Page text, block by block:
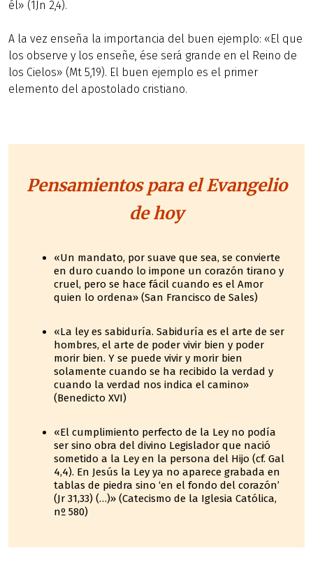
él» (1Jn 2,4).
A la vez enseña la importancia del buen ejemplo: «El que
los observe y los enseñe, ése será grande en el Reino de
los Cielos» (Mt 5,19). El buen ejemplo es el primer
elemento del apostolado cristiano.
Pensamientos para el Evangelio
de hoy
«Un mandato, por suave que sea, se convierte
en duro cuando lo impone un corazón tirano y
cruel, pero se hace fácil cuando es el Amor
quien lo ordena» (San Francisco de Sales)
«La ley es sabiduría. Sabiduría es el arte de ser
hombres, el arte de poder vivir bien y poder
morir bien. Y se puede vivir y morir bien
solamente cuando se ha recibido la verdad y
cuando la verdad nos indica el camino»
(Benedicto XVI)
«El cumplimiento perfecto de la Ley no podía
ser sino obra del divino Legislador que nació
sometido a la Ley en la persona del Hijo (cf. Gal
4,4). En Jesús la Ley ya no aparece grabada en
tablas de piedra sino ‘en el fondo del corazón’
(Jr 31,33) (…)» (Catecismo de la Iglesia Católica,
nº 580)